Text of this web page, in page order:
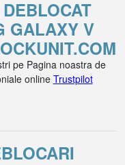
GALAXY V
pe Pagina noastra de
onlineTrustpilot